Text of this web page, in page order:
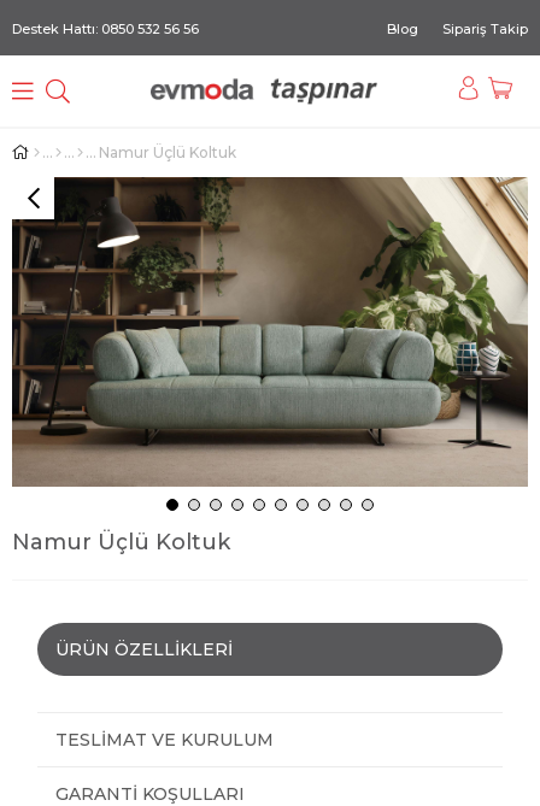
Destek Hattı: 0850 532 56 56 Blog Sipariş Takip
Namur Üçlü Koltuk
Namur Üçlü Koltuk
ÜRÜN ÖZELLIKLERI
TESLIMAT VE KURULUM
GARANTI KOŞULLARI